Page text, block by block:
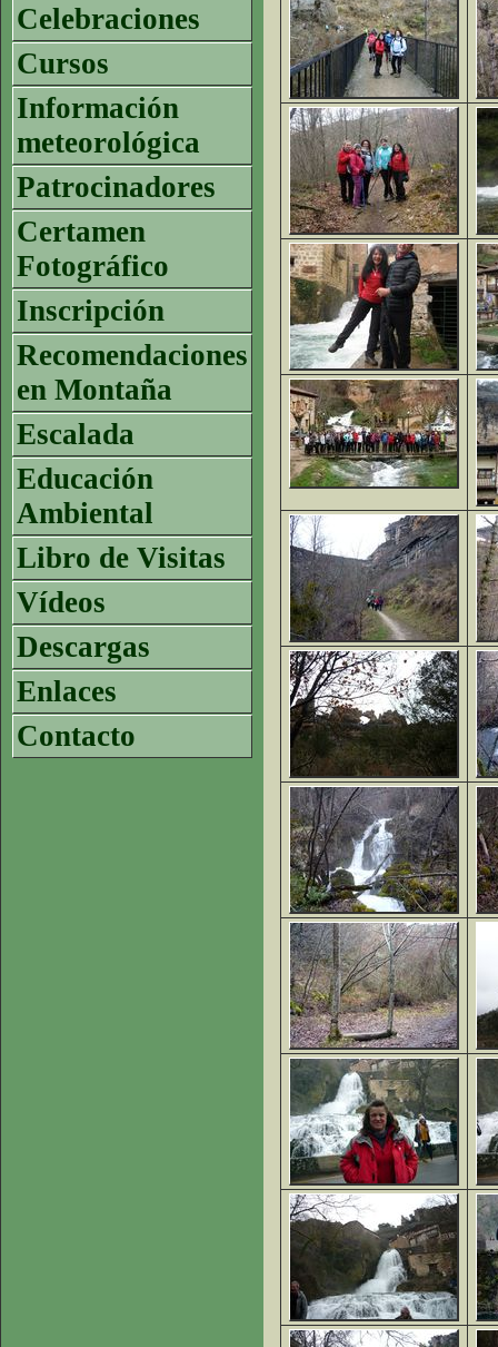
Celebraciones
Cursos
Información
meteorológica
Patrocinadores
Certamen
Fotográfico
Inscripción
Recomendaciones
en Montaña
Escalada
Educación
Ambiental
Libro de Visitas
Vídeos
Descargas
Enlaces
Contacto